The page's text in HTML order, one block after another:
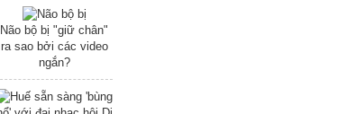
Não bộ bị "giữ chân"
ra sao bởi các video
ngắn?